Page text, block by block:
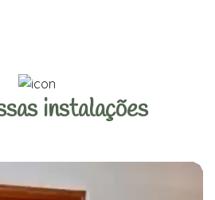
instalações